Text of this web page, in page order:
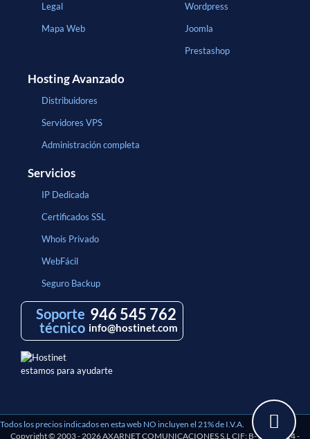
Legal
Mapa Web
Wordpress
Joomla
Prestashop
Hosting Avanzado
Distribuidores
Servidores VPS
Administración completa
Servicios
IP Dedicada
Certificados SSL
Whois Privado
WebFácil
Seguro Backup
Soporte
técnico
946 545 762
info@hostinet.com
estamos para ayudarte
Todos los precios indicados en esta web NO incluyen el 21% de I.V.A.
Copyright © 2003 - 2026 AXARNET COMUNICACIONES S.L CIF: B-97193114 -